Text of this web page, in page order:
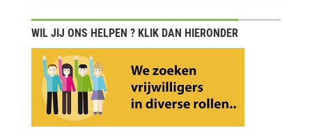
WIL JIJ ONS HELPEN ? KLIK DAN HIERONDER